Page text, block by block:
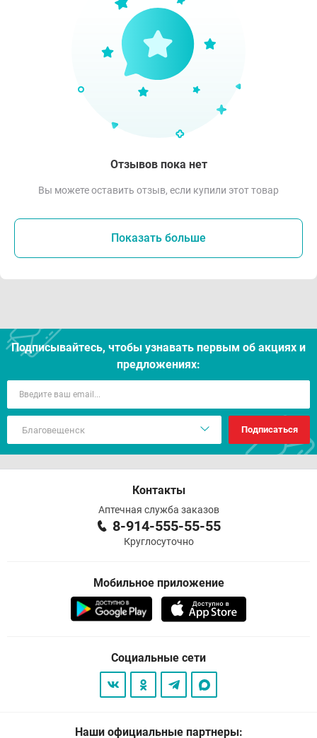
Отзывов пока нет
Вы можете оставить отзыв, если купили этот товар
Показать больше
Подписывайтесь, чтобы узнавать первым об акцияx и
предложениях:
Подписаться
Контакты
Аптечная служба заказов
8-914-555-55-55
Круглосуточно
Мобильное приложение
Социальные сети
Наши официальные партнеры: